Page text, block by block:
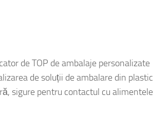
de TOP de ambalaje personalizate
de soluții de ambalare din plastic
sigure pentru contactul cu alimentele